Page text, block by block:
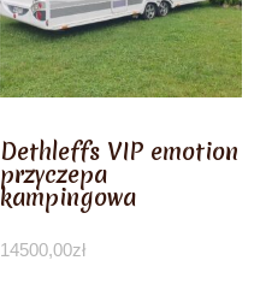
Dethleffs VIP emotion
przyczepa
kampingowa
14500,00zł